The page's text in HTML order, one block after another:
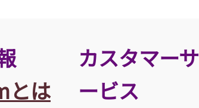
とは
カスタマーサ
ービス